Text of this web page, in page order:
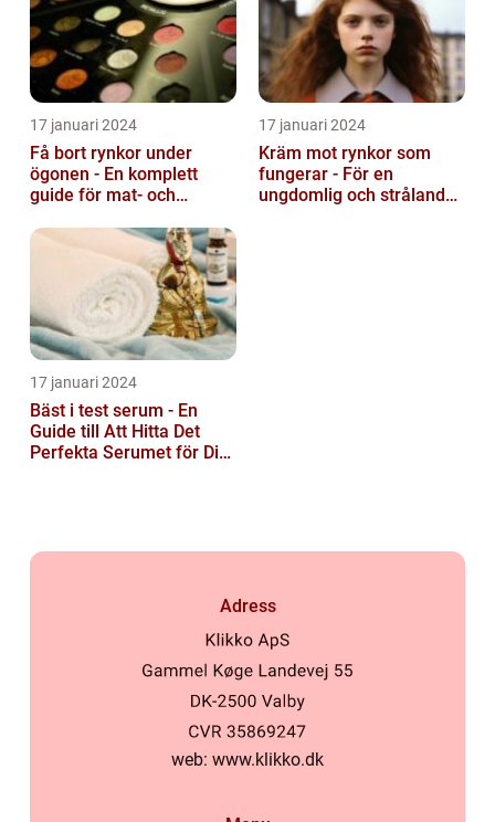
17 januari 2024
Få bort rynkor under
ögonen - En komplett
guide för mat- och
17 januari 2024
Kräm mot rynkor som
fungerar - För en
ungdomlig och strålande
17 januari 2024
Bäst i test serum - En
Guide till Att Hitta Det
Perfekta Serumet för Din
Adress
web: www.klikko.dk